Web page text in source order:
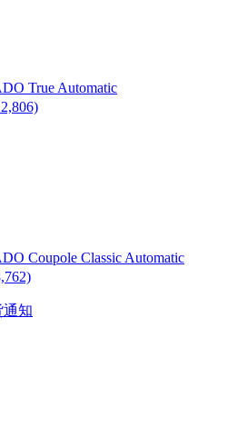
True Automatic
Coupole Classic Automatic
通知